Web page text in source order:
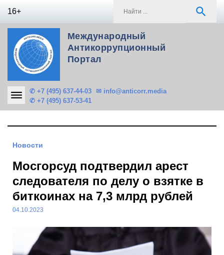
16+ search
Международный
Антикоррупционный
Портал
✆ +7 (495) 637-44-03
✆ +7 (495) 637-53-41
✉ info@anticorr.media
Новости
Мосгорсуд подтвердил арест
следователя по делу о взятке в
биткоинах на 7,3 млрд рублей
04.10.2023